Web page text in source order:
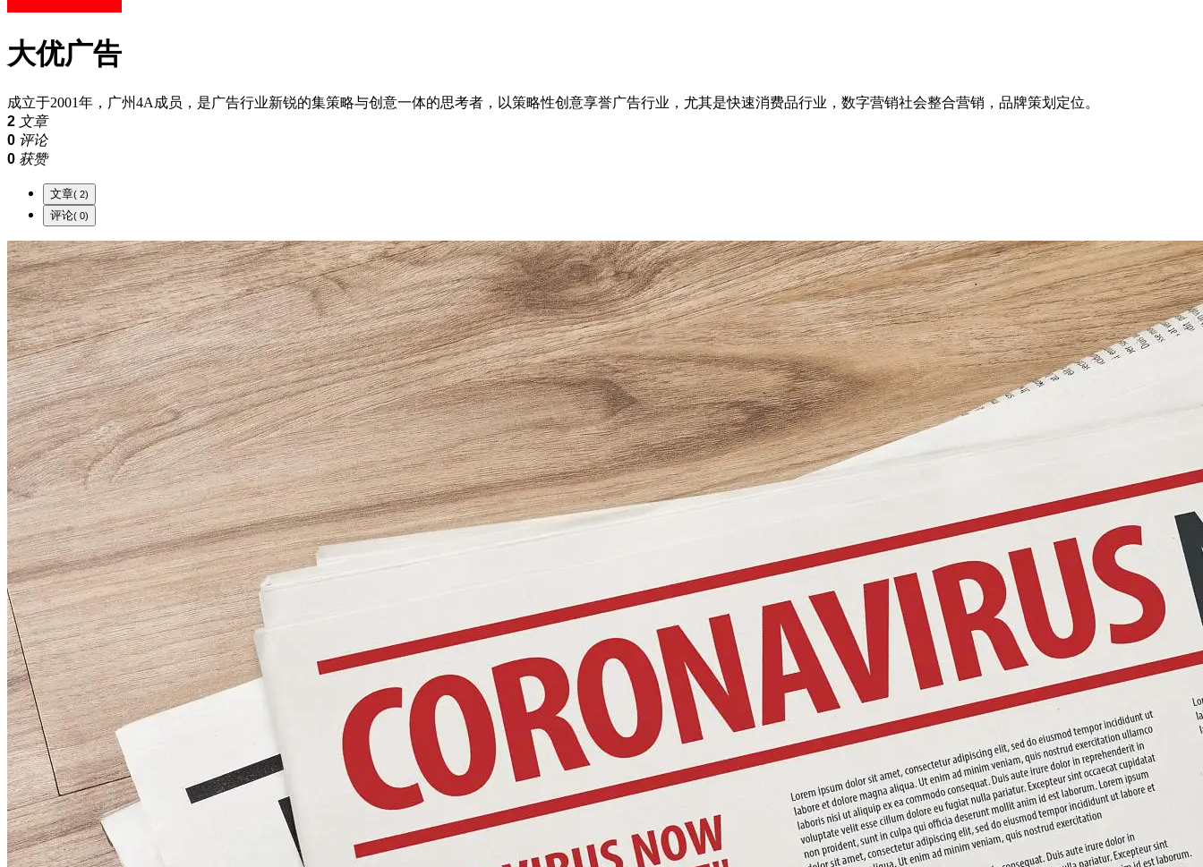
大优广告
成立于2001年，广州4A成员，是广告行业新锐的集策略与创意一体的思考者，以策略性创意享誉广告行业，尤其是快速消费品行业，数字营销社会整合营销，品牌策划定位。
2 文章
0 评论
0 获赞
文章 ( 2)
评论 ( 0)